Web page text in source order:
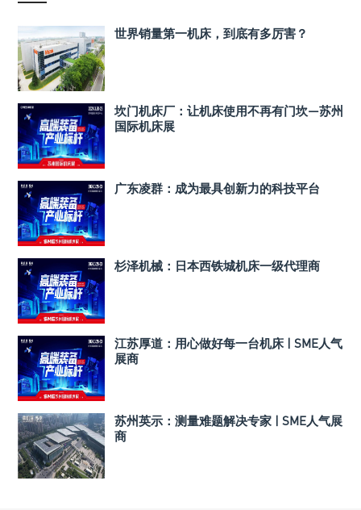
世界销量第一机床，到底有多厉害？
坎门机床厂：让机床使用不再有门坎—苏州
国际机床展
广东凌群：成为最具创新力的科技平台
杉泽机械：日本西铁城机床一级代理商
江苏厚道：用心做好每一台机床 | SME人气
展商
苏州英示：测量难题解决专家 | SME人气展
商